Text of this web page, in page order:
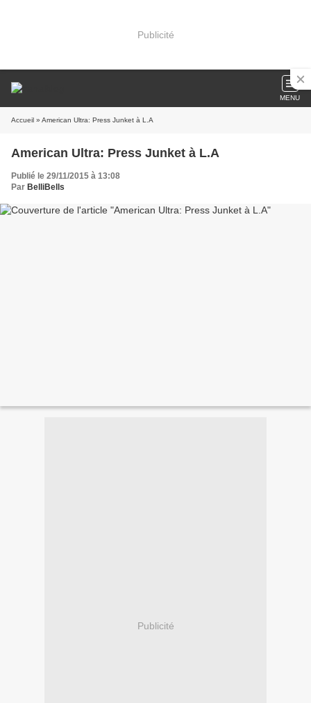
Publicité
MENU
Accueil » American Ultra: Press Junket à L.A
American Ultra: Press Junket à L.A
Publié le 29/11/2015 à 13:08
Par BelliBells
Publicité